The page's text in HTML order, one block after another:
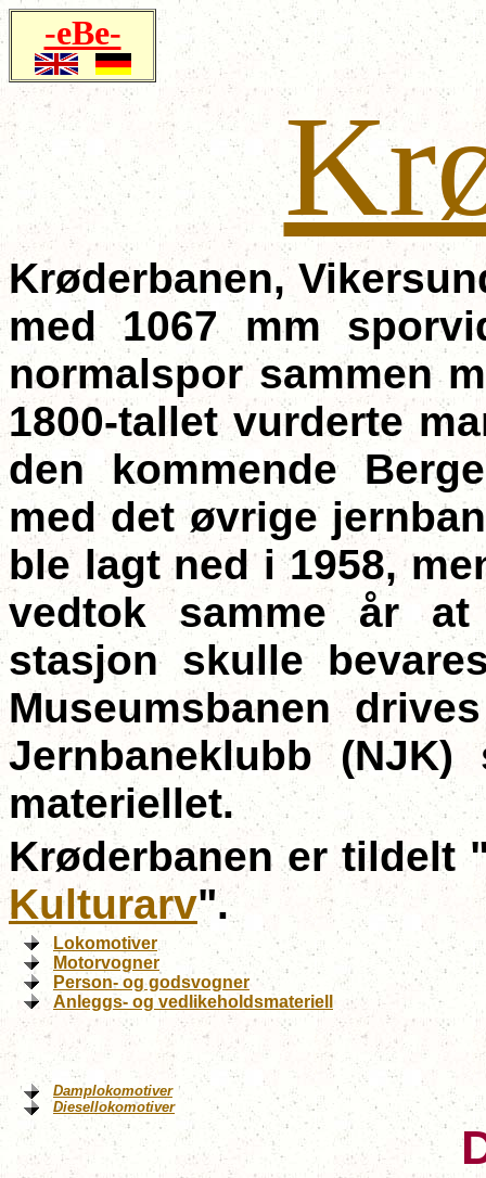
-eBe-
Krøderbanen,
med 1067 mm
normalspor sammen
1800-tallet vurderte
den kommende
med det øvrige
ble lagt ned i 1958,
vedtok samme år at
stasjon skulle
Museumsbanen
Jernbaneklubb
materiellet.
Krøderbanen er tildelt
Kulturarv".
Lokomotiver
Motorvogner
Person- og godsvogner
Anleggs- og vedlikeholdsmateriell
Damplokomotiver
Diesellokomotiver